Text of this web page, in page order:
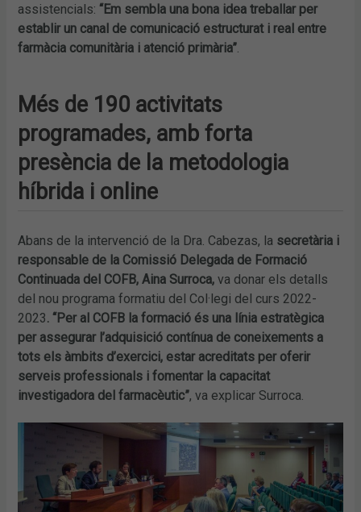
assistencials: “Em sembla una bona idea treballar per
establir un canal de comunicació estructurat i real entre
farmàcia comunitària i atenció primària”
Més de 190 activitats
programades, amb forta
presència de la metodologia
híbrida i online
Abans de la intervenció de la Dra. Cabezas, la secretària i
responsable de la Comissió Delegada de Formació
Continuada del COFB, Aina Surroca, va donar els detalls
del nou programa formatiu del Col·legi del curs 2022-
2023. “Per al COFB la formació és una línia estratègica
per assegurar l’adquisició contínua de coneixements a
tots els àmbits d’exercici, estar acreditats per oferir
serveis professionals i fomentar la capacitat
investigadora del farmacèutic”, va explicar Surroca.